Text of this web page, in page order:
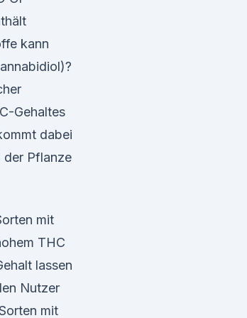
kann
Gehaltes
dabei
der Pflanze
mit
THC
lassen
Nutzer
mit